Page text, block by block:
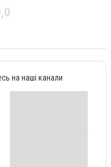
на наші канали